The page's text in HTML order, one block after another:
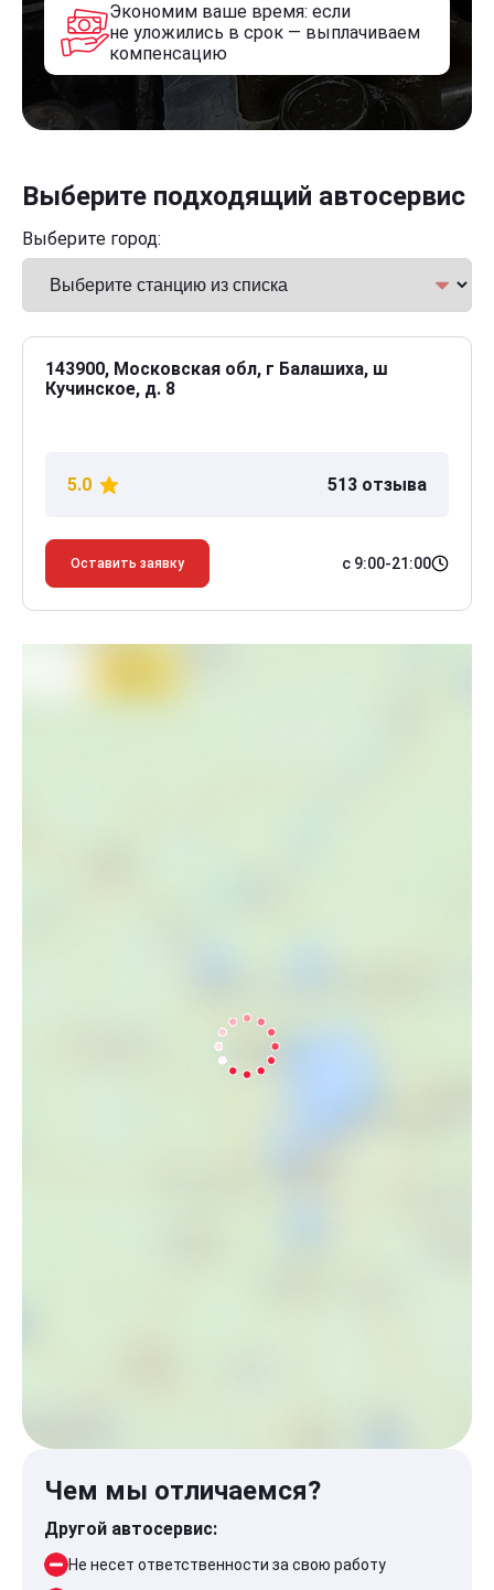
Экономим ваше время: если
не уложились в срок — выплачиваем
компенсацию
Выберите подходящий автосервис
Выберите город:
143900, Московская обл, г Балашиха, ш
Кучинское, д. 8
5.0 513 отзыва
Оставить заявку с 9:00-21:00
Чем мы отличаемся?
Другой автосервис:
Не несет ответственности за свою работу